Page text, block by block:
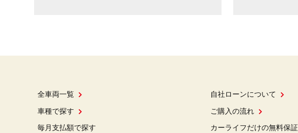
全車両一覧
車種で探す
毎月支払額で探す
自社ローンについて
ご購入の流れ
カーライフだけの無料保証